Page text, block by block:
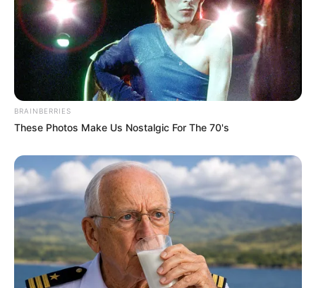
Pronostic Quinté en 6 chevaux
BRAINBERRIES
These Photos Make Us Nostalgic For The 70's